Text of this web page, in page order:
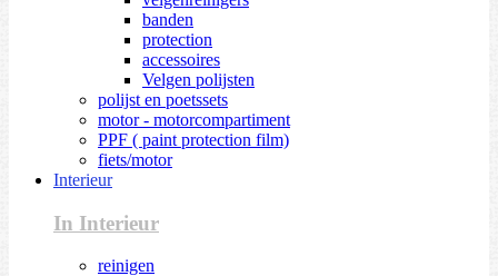
banden
protection
accessoires
Velgen polijsten
polijst en poetssets
motor - motorcompartiment
PPF ( paint protection film)
fiets/motor
Interieur
In Interieur
reinigen